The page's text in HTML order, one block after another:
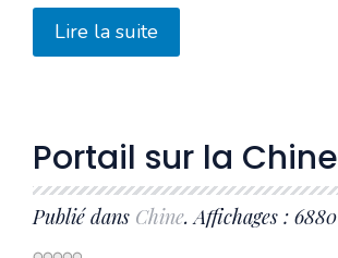
Lire la suite
Portail sur la Chine
Publié dans Chine. Affichages : 6880